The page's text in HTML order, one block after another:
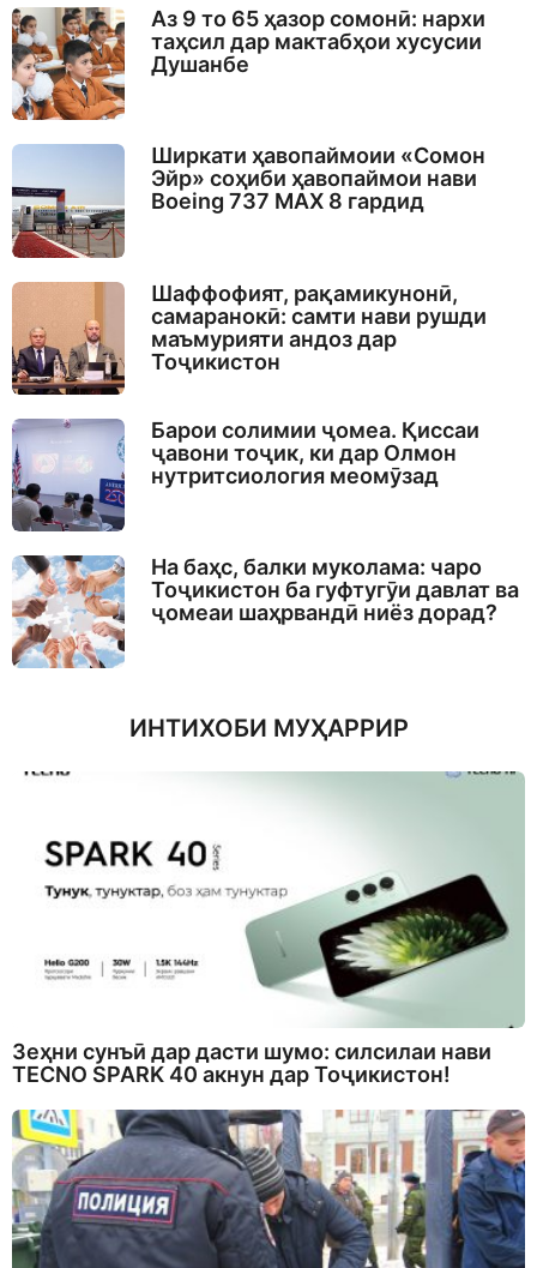
Аз 9 то 65 ҳазор сомонӣ: нархи
таҳсил дар мактабҳои хусусии
Душанбе
Ширкати ҳавопаймоии «Сомон
Эйр» соҳиби ҳавопаймои нави
Boeing 737 MAX 8 гардид
Шаффофият, рақамикунонӣ,
самаранокӣ: самти нави рушди
маъмурияти андоз дар
Тоҷикистон
Барои солимии ҷомеа. Қиссаи
ҷавони тоҷик, ки дар Олмон
нутритсиология меомӯзад
На баҳс, балки муколама: чаро
Тоҷикистон ба гуфтугӯи давлат ва
ҷомеаи шаҳрвандӣ ниёз дорад?
ИНТИХОБИ МУҲАРРИР
Зеҳни сунъӣ дар дасти шумо: силсилаи нави
TECNO SPARK 40 акнун дар Тоҷикистон!